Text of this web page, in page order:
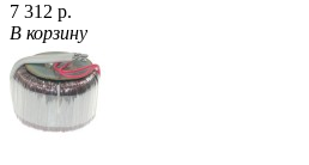
7 312 р.
В корзину